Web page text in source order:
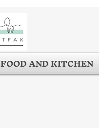
FOOD AND KITCHEN